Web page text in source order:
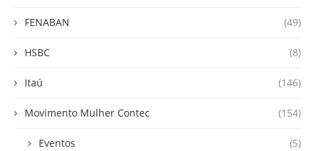
FENABAN (49)
HSBC (8)
Itaú (146)
Movimento Mulher Contec (154)
Eventos (5)